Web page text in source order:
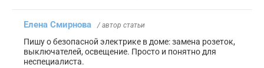
Елена Смирнова / автор статьи
Пишу о безопасной электрике в доме: замена розеток,
выключателей, освещение. Просто и понятно для
неспециалиста.